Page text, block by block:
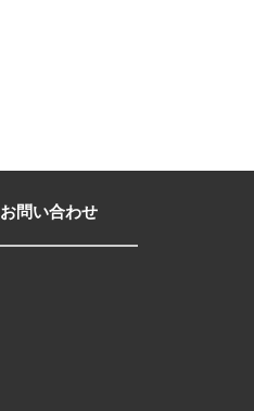
お問い合わせ